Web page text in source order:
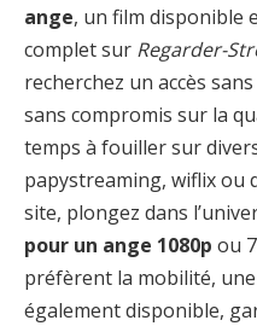
ange, un film disponible
complet sur Regarder-
recherchez un accès
sans compromis sur la
temps à fouiller sur
papystreaming, wiflix ou
site, plongez dans
pour un ange 1080p ou
préfèrent la mobilité,
également disponible,